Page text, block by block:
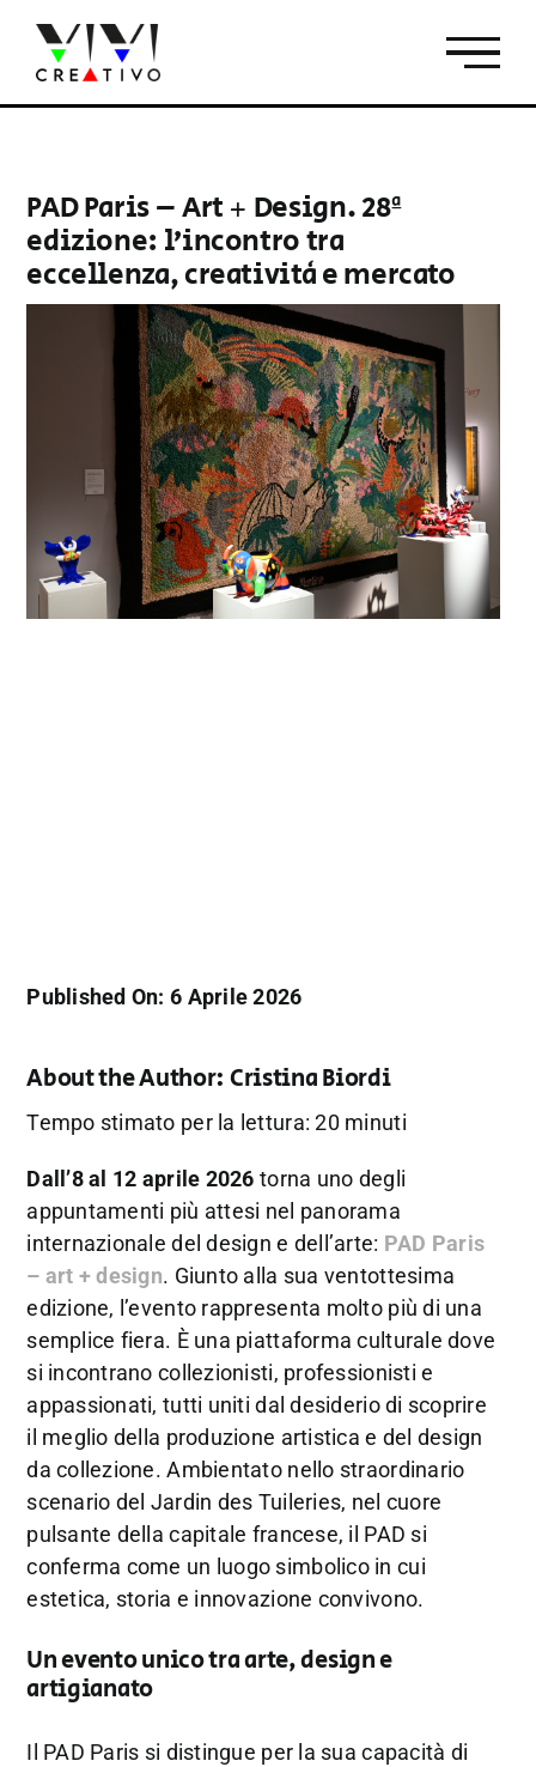
contenuto
PAD Paris – Art + Design. 28ª
edizione: l’incontro tra
eccellenza, creatività e mercato
Published On: 6 Aprile 2026
About the Author: Cristina Biordi
Tempo stimato per la lettura: 20 minuti
Dall’8 al 12 aprile 2026 torna uno degli
appuntamenti più attesi nel panorama
internazionale del design e dell’arte: PAD Paris
– art + design. Giunto alla sua ventottesima
edizione, l’evento rappresenta molto più di una
semplice fiera. È una piattaforma culturale dove
si incontrano collezionisti, professionisti e
appassionati, tutti uniti dal desiderio di scoprire
il meglio della produzione artistica e del design
da collezione. Ambientato nello straordinario
scenario del Jardin des Tuileries, nel cuore
pulsante della capitale francese, il PAD si
conferma come un luogo simbolico in cui
estetica, storia e innovazione convivono.
Un evento unico tra arte, design e
artigianato
Il PAD Paris si distingue per la sua capacità di